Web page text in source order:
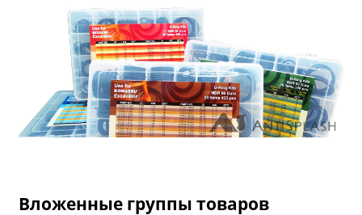
Вложенные группы товаров